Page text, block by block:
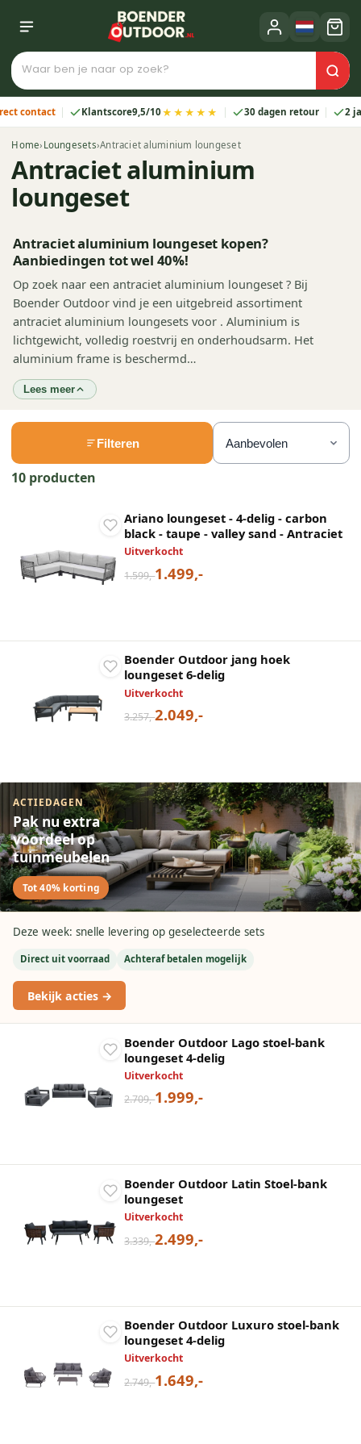
Klantscore9,5/10★★★★★ 30 dagen retour 2 jaar
Home› Loungesets›Antraciet aluminium loungeset
Antraciet aluminium
loungeset
Antraciet aluminium loungeset kopen?
Aanbiedingen tot wel 40%!
Op zoek naar een antraciet aluminium loungeset ? Bij
Boender Outdoor vind je een uitgebreid assortiment
antraciet aluminium loungesets voor . Aluminium is
lichtgewicht, volledig roestvrij en onderhoudsarm. Het
aluminium frame is beschermd…
Lees meer
Filteren
10 producten
Ariano loungeset - 4-delig - carbon
black - taupe - valley sand - Antraciet
Uitverkocht
1.599,-1.499,-
Boender Outdoor jang hoek
loungeset 6-delig
Uitverkocht
3.257,-2.049,-
ACTIEDAGEN
Pak nu extra
voordeel op
tuinmeubelen
Tot 40% korting
Deze week: snelle levering op geselecteerde sets
Direct uit voorraad Achteraf betalen mogelijk
Bekijk acties →
Boender Outdoor Lago stoel-bank
loungeset 4-delig
Uitverkocht
2.709,-1.999,-
Boender Outdoor Latin Stoel-bank
loungeset
Uitverkocht
3.339,-2.499,-
Boender Outdoor Luxuro stoel-bank
loungeset 4-delig
Uitverkocht
2.749,-1.649,-